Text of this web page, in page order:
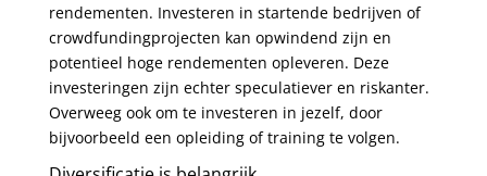
rendementen. Investeren in startende bedrijven of
crowdfundingprojecten kan opwindend zijn en
potentieel hoge rendementen opleveren. Deze
investeringen zijn echter speculatiever en riskanter.
Overweeg ook om te investeren in jezelf, door
bijvoorbeeld een opleiding of training te volgen.